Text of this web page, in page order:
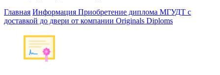
Главная Информация Приобретение диплома МГУДТ с
доставкой до двери от компании Originals Diploms